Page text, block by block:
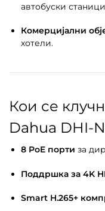
автобуски
Комерцијални
хотели.
Кои се
Dahua DHI-
8 PoE порти за
Поддршка за 4K
Smart H.265+